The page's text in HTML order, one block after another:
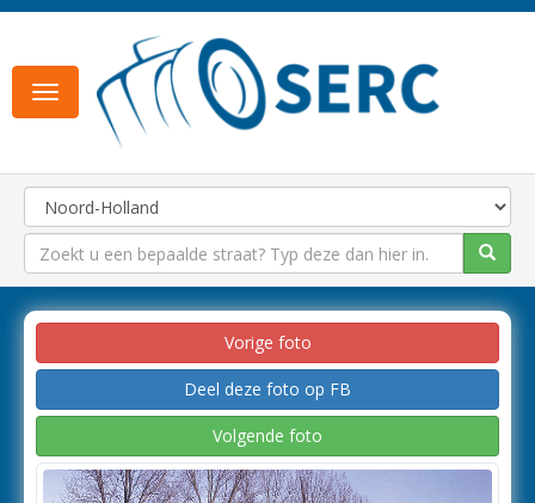
Toggle
navigation
Vorige foto
Deel deze foto op FB
Volgende foto